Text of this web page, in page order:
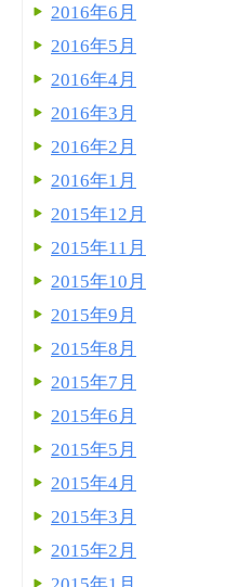
2016年6月
2016年5月
2016年4月
2016年3月
2016年2月
2016年1月
2015年12月
2015年11月
2015年10月
2015年9月
2015年8月
2015年7月
2015年6月
2015年5月
2015年4月
2015年3月
2015年2月